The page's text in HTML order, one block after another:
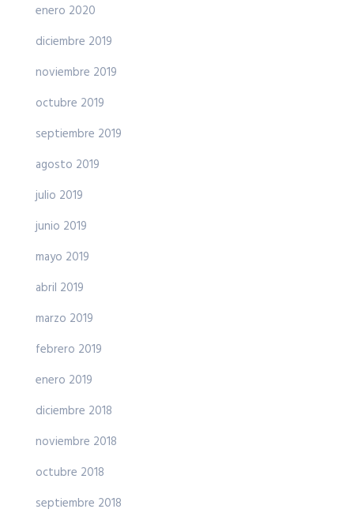
enero 2020
diciembre 2019
noviembre 2019
octubre 2019
septiembre 2019
agosto 2019
julio 2019
junio 2019
mayo 2019
abril 2019
marzo 2019
febrero 2019
enero 2019
diciembre 2018
noviembre 2018
octubre 2018
septiembre 2018